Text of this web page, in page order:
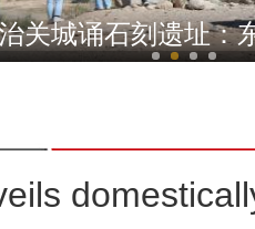
受灾 新疆大叔跨越
关城诵石刻遗址：